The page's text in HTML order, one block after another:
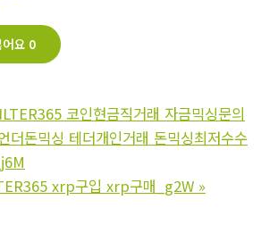
요 0
코인현금직거래 자금믹싱문의
더돈믹싱 테더개인거래 돈믹싱최저수수
xrp구입 xrp구매_g2W »